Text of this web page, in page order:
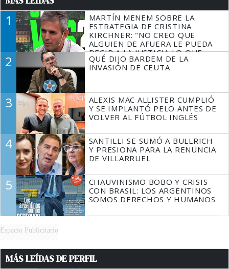
1
MARTÍN MENEM SOBRE LA
ESTRATEGIA DE CRISTINA
KIRCHNER: "NO CREO QUE
ALGUIEN DE AFUERA LE PUEDA
DECIR A LA JUSTICIA LO QUE
TIENE QUE HACER"
2
QUÉ DIJO BARDEM DE LA
INVASIÓN DE CEUTA
3
ALEXIS MAC ALLISTER CUMPLIÓ
Y SE IMPLANTÓ PELO ANTES DE
VOLVER AL FÚTBOL INGLÉS
4
SANTILLI SE SUMÓ A BULLRICH
Y PRESIONA PARA LA RENUNCIA
DE VILLARRUEL
5
CHAUVINISMO BOBO Y CRISIS
CON BRASIL: LOS ARGENTINOS
SOMOS DERECHOS Y HUMANOS
Espacio Publicitario
MÁS LEÍDAS DE PERFIL